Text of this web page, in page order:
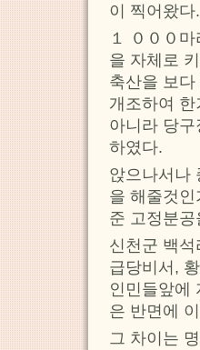
이 찍어왔다.
１ ０００
을 자체로
축산을 보
개조하여
아니라 당
하였다.
앉으나서나
을 해줄것
준 고정분
신천군 백
급당비서,
인민들앞에
은 반면에
그 차이는